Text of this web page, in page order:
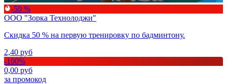
-50 %
ООО "Зорка Технолоджи"
Скидка 50 % на первую тренировку по бадминтону.
2,40 руб
-100%
0,00 руб
за промокод